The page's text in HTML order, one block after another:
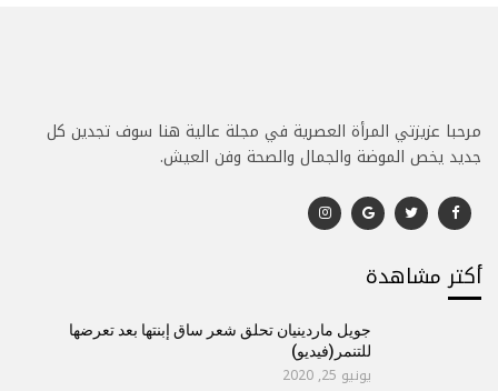
مرحبا عزيزتي المرأة العصرية في مجلة عالية هنا سوف تجدين كل
جديد يخص الموضة والجمال والصحة وفن العيش.
أكتر مشاهدة
جويل ماردينيان تحلق شعر ساق إبنتها بعد تعرضها
للتنمر(فيديو)
يونيو 25, 2020